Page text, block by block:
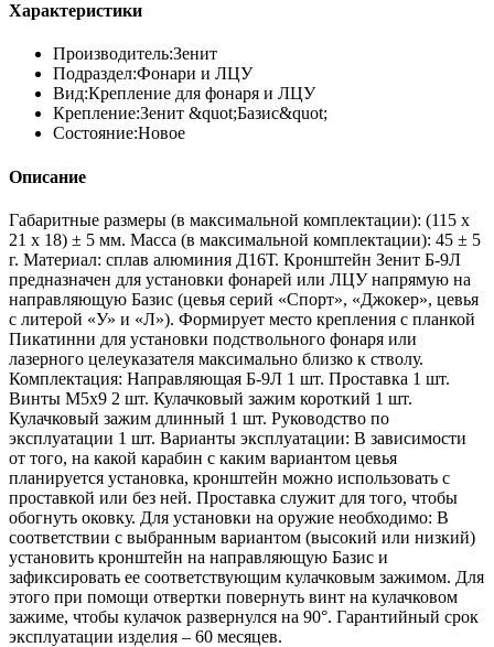
Характеристики
Производитель:Зенит
Подраздел:Фонари и ЛЦУ
Вид:Крепление для фонаря и ЛЦУ
Крепление:Зенит &quot;Базис&quot;
Состояние:Новое
Описание
Габаритные размеры (в максимальной комплектации): (115 х
21 х 18) ± 5 мм. Масса (в максимальной комплектации): 45 ± 5
г. Материал: сплав алюминия Д16Т. Кронштейн Зенит Б-9Л
предназначен для установки фонарей или ЛЦУ напрямую на
направляющую Базис (цевья серий «Спорт», «Джокер», цевья
с литерой «У» и «Л»). Формирует место крепления с планкой
Пикатинни для установки подствольного фонаря или
лазерного целеуказателя максимально близко к стволу.
Комплектация: Направляющая Б-9Л 1 шт. Проставка 1 шт.
Винты М5х9 2 шт. Кулачковый зажим короткий 1 шт.
Кулачковый зажим длинный 1 шт. Руководство по
эксплуатации 1 шт. Варианты эксплуатации: В зависимости
от того, на какой карабин с каким вариантом цевья
планируется установка, кронштейн можно использовать с
проставкой или без ней. Проставка служит для того, чтобы
обогнуть оковку. Для установки на оружие необходимо: В
соответствии с выбранным вариантом (высокий или низкий)
установить кронштейн на направляющую Базис и
зафиксировать ее соответствующим кулачковым зажимом. Для
этого при помощи отвертки повернуть винт на кулачковом
зажиме, чтобы кулачок развернулся на 90°. Гарантийный срок
эксплуатации изделия – 60 месяцев.